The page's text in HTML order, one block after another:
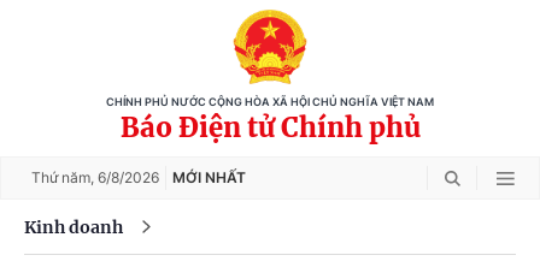
CHÍNH PHỦ NƯỚC CỘNG HÒA XÃ HỘI CHỦ NGHĨA VIỆT NAM
Báo Điện tử Chính phủ
Thứ năm, 6/8/2026 MỚI NHẤT
Kinh doanh